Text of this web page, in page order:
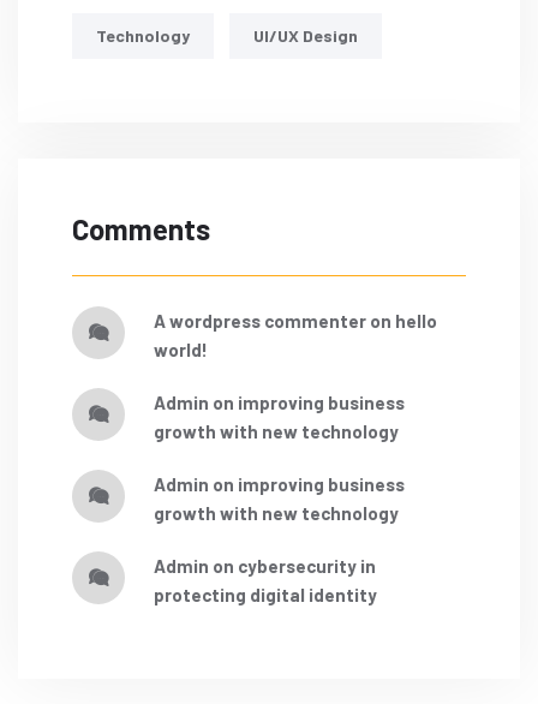
Technology UI/UX Design
Comments
a wordpress commenter on hello
world!
admin on improving business
growth with new technology
admin on improving business
growth with new technology
admin on cybersecurity in
protecting digital identity